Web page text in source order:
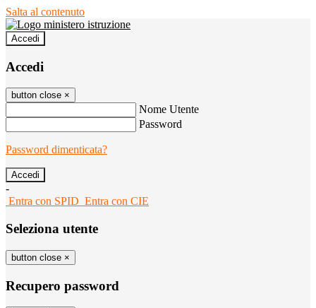
Salta al contenuto
Accedi
Accedi
button close ×
Nome Utente
Password
Password dimenticata?
-
Entra con SPID Entra con CIE
Seleziona utente
button close ×
Recupero password